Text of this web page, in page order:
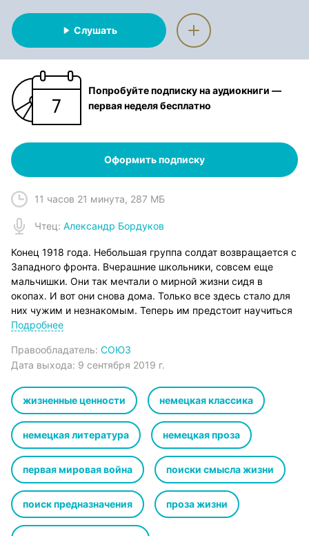
Слушать
Попробуйте подписку на аудиокниги —
первая неделя бесплатно
Оформить подписку
11 часов 21 минута, 287 МБ
Чтец: Александр Бордуков
Конец 1918 года. Небольшая группа солдат возвращается с
Западного фронта. Вчерашние школьники, совсем еще
мальчишки. Они так мечтали о мирной жизни сидя в
окопах. И вот они снова дома. Только все здесь стало для
них чужим и незнакомым. Теперь им предстоит научиться
жить заново. Оказывается – это совсем непросто,
значительным теперь не имеет абсолютно никакой
ценности…
частям в 1929-1931 годы. Чуть позже, появилось книжное
издание «Обратного пути», которое тут же было
переведено более чем на 25 языков, в том числе и на
русский. В Германии за первые недели было продано
более 180 тысяч экземпляров, продажи сопровождались
обширной рекламной кампанией. Роман был по-разному
воспринят критиками, но в целом оценен как: весьма
правдивый, увлекательный и местами юмористичный.
Теперь у вас есть возможность познакомиться и с
аудиоверсией этого замечательного произведения.
Подробнее
Правообладатель: СОЮЗ
Дата выхода: 9 сентября 2019 г.
жизненные ценности немецкая классика
немецкая литература немецкая проза
первая мировая война поиски смысла жизни
поиск предназначения проза жизни